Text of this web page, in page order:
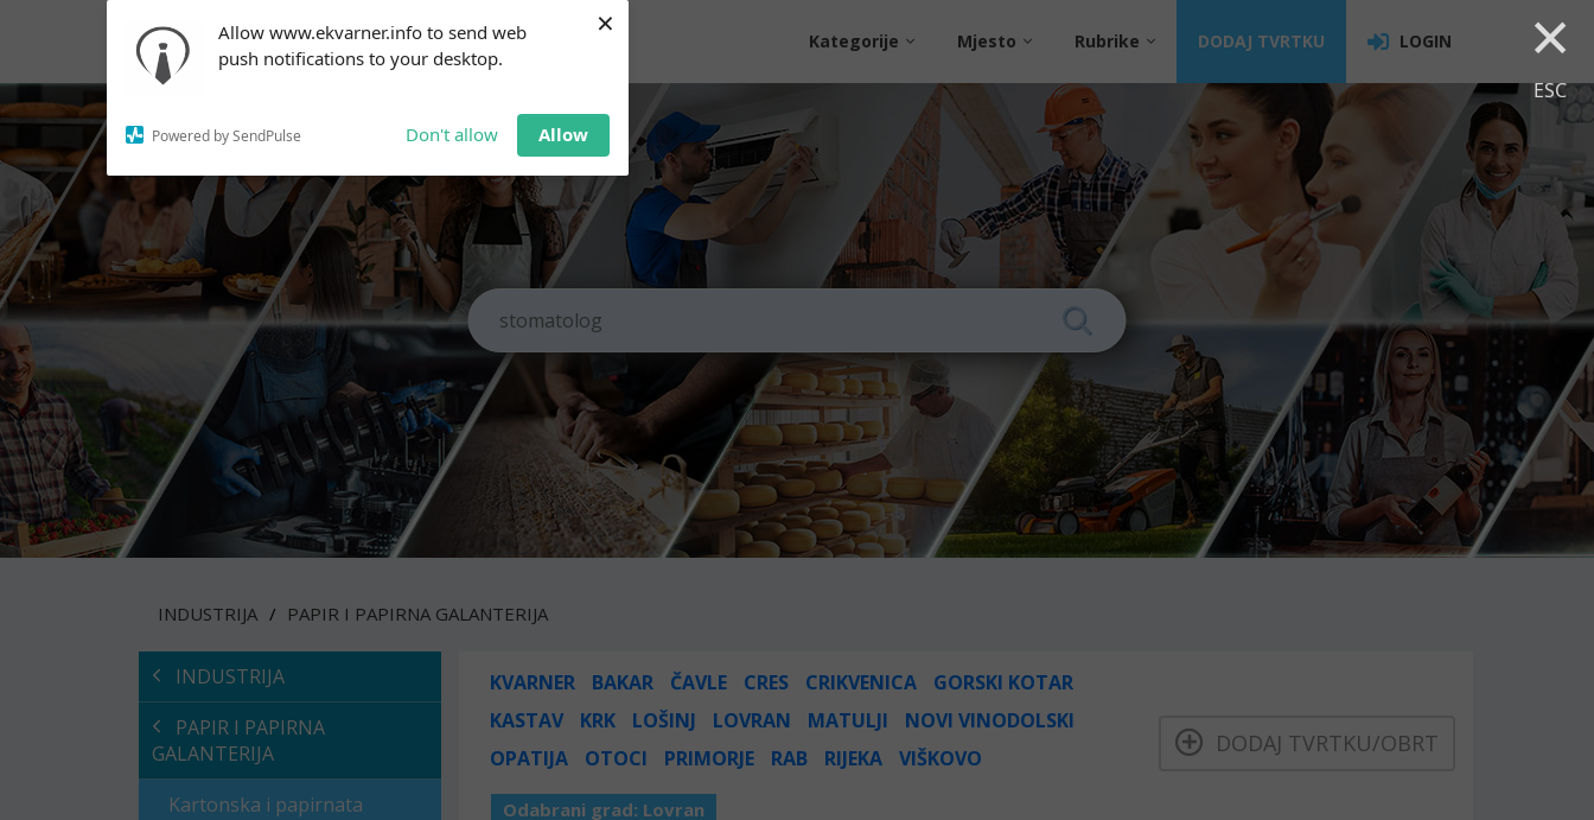
Allow www.ekvarner.info to send web
push notifications to your desktop.
Powered by SendPulse Don't allow Allow
× ×
ESC
notifications!
To enable permission prompts, click
on the notification icon
Kategorije Mjesto Rubrike DODAJ TVRTKU LOGIN
INDUSTRIJA PAPIR I PAPIRNA GALANTERIJA
INDUSTRIJA
PAPIR I PAPIRNA
GALANTERIJA
Kartonska i papirnata
KVARNER BAKAR ČAVLE CRES CRIKVENICA
GORSKI KOTAR
KASTAV
KRK LOŠINJ LOVRAN MATULJI
NOVI VINODOLSKI
OPATIJA
OTOCI PRIMORJE RAB RIJEKA VIŠKOVO
Odabrani grad: Lovran
DODAJ TVRTKU/OBRT